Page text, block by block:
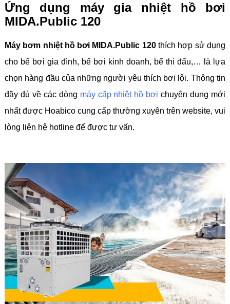
Ứng dụng máy gia nhiệt hồ bơi
MIDA.Public 120
Máy bơm nhiệt hồ bơi MIDA.Public 120thích hợp sử dụng
cho bể bơi gia đình, bể bơi kinh doanh, bể thi đấu,… là lựa
chọn hàng đầu của những người yêu thích bơi lội. Thông tin
đầy đủ về các dòng máy cấp nhiệt hồ bơi chuyên dụng mới
nhất được Hoabico cung cấp thường xuyên trên website, vui
lòng liên hệ hotline để được tư vấn.